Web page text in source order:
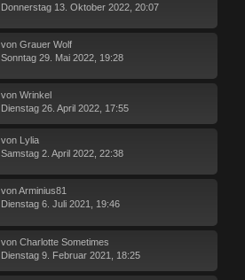
Donnerstag 13. Oktober 2022, 20:07
von Grauer Wolf
Sonntag 29. Mai 2022, 19:28
von Wrinkel
Dienstag 26. April 2022, 17:55
von
Lylia
Samstag 2. April 2022, 22:38
vonArminius81
Dienstag 6. Juli 2021, 19:46
von Charlotte Sometimes
Dienstag 9. Februar 2021, 18:25